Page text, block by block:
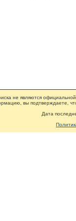
не являются
вы подтверждаете,
Дата